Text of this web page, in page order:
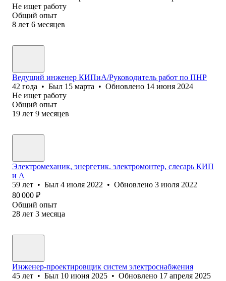
Не ищет работу
Общий опыт
8 лет 6 месяцев
Ведущий инженер КИПиА/Руководитель работ по ПНР
42 года • Был 15 марта • Обновлено 14 июня 2024
Не ищет работу
Общий опыт
19 лет 9 месяцев
Электромеханик, энергетик. электромонтер, слесарь КИП
и А
59 лет • Был 4 июля 2022 • Обновлено 3 июля 2022
80 000 ₽
Общий опыт
28 лет 3 месяца
Инженер-проектировщик систем электроснабжения
45 лет • Был 10 июня 2025 • Обновлено 17 апреля 2025